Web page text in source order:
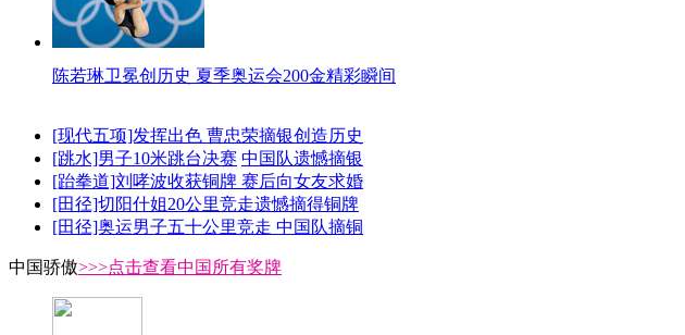
陈若琳卫冕创历史 夏季奥运会200金精彩瞬间
[现代五项]发挥出色 曹忠荣摘银创造历史
[跳水]男子10米跳台决赛 中国队遗憾摘银
[跆拳道]刘哮波收获铜牌 赛后向女友求婚
[田径]切阳什姐20公里竞走遗憾摘得铜牌
[田径]奥运男子五十公里竞走 中国队摘铜
中国骄傲>>>点击查看中国所有奖牌